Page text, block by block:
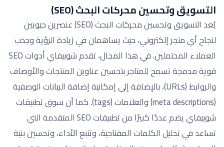
التسويق وتحسين محركات البحث (SEO)
يُعد التسويق وتحسين محركات البحث (SEO) عنصرين حيويين
لنجاح أي متجر إلكتروني، حيث يساهمان في زيادة الرؤية وجذب
العملاء المحتملين. في هذا المجال، تقدم شوبيفاي أدوات SEO
قوية مدمجة تسمح للمتاجر بتحسين عناوين المنتجات والأوصاف
والروابط (URLs)، بالإضافة إلى إمكانية إضافة البيانات الوصفية
(meta descriptions) والعلامات (tags). كما أن سوق تطبيقات
شوبيفاي يضم عددًا كبيرًا من تطبيقات SEO المتقدمة التي
تساعد في تحليل الكلمات المفتاحية، وتتبع الأداء، وتحسين بنية